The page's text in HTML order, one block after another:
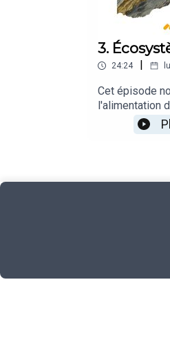
3.
24:24
Cet épisode
l'alimentation
cartographie